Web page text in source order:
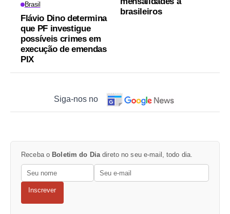
Brasil
Flávio Dino determina
que PF investigue
possíveis crimes em
execução de emendas
PIX
brasileiros
Siga-nos no
Receba o Boletim do Dia direto no seu e-mail, todo dia.
Inscrever